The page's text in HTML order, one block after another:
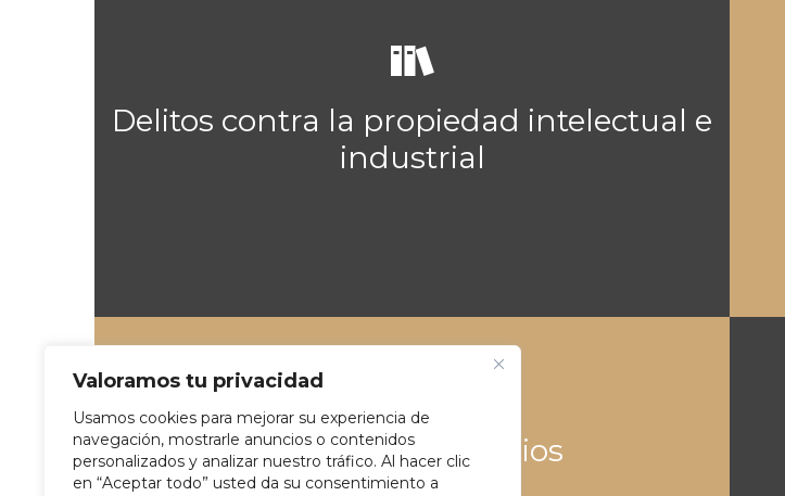
Valoramos tu privacidad
Usamos cookies para mejorar su experiencia de
navegación, mostrarle anuncios o contenidos
personalizados y analizar nuestro tráfico. Al hacer clic
en “Aceptar todo” usted da su consentimiento a

Delitos contra la propiedad intelectual e
industrial
Delitos de incendios